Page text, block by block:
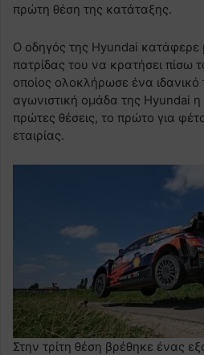
πρώτη θέση της κατάταξης.
Ο οδηγός της Hyundai
πατρίδας του να κρατήσει πίσω
οποίος ολοκλήρωσε ένα ιδανικό
αγωνιστική ομάδα της Hyundai η
πρώτες θέσεις, το πρώτο για
εταιρίας.
Στην τρίτη θέση βρέθηκε ένας